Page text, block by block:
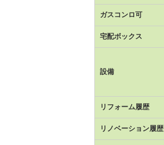
ガスコンロ可
宅配ボックス
設備
リフォーム履歴
リノベーション履歴